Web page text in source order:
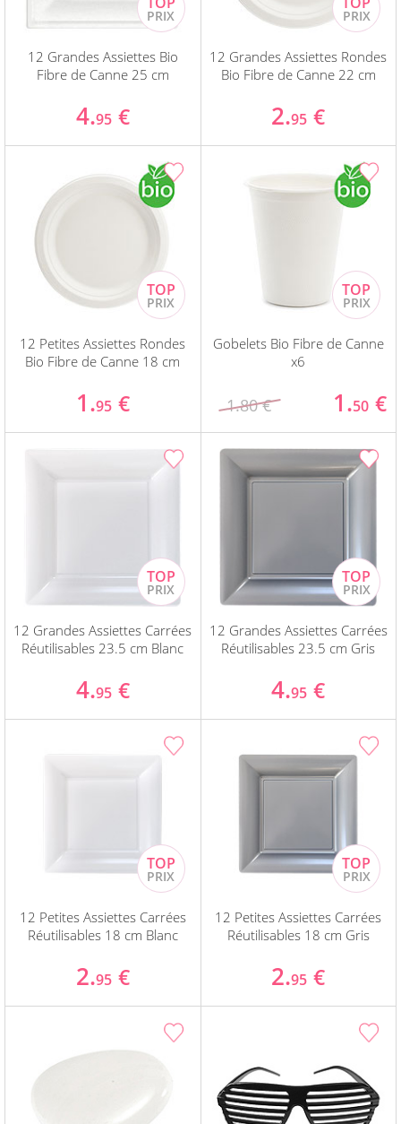
12 Grandes Assiettes Bio
Fibre de Canne 25 cm
4.95 €
12 Grandes Assiettes Rondes
Bio Fibre de Canne 22 cm
2.95 €
12 Petites Assiettes Rondes
Bio Fibre de Canne 18 cm
1.95 €
Gobelets Bio Fibre de Canne
x6
1.80 € 1.50 €
12 Grandes Assiettes Carrées
Réutilisables 23.5 cm Blanc
4.95 €
12 Grandes Assiettes Carrées
Réutilisables 23.5 cm Gris
4.95 €
12 Petites Assiettes Carrées
Réutilisables 18 cm Blanc
2.95 €
12 Petites Assiettes Carrées
Réutilisables 18 cm Gris
2.95 €